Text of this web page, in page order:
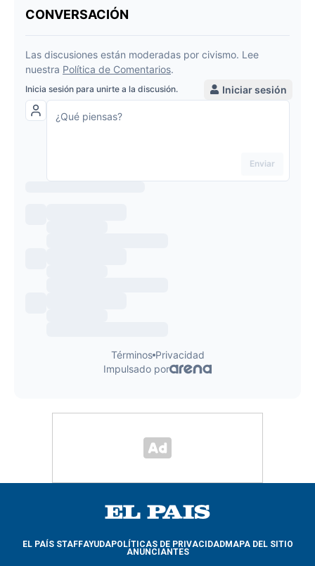
EL PAÍS STAFFAYUDAPOLÍTICAS DE PRIVACIDADMAPA DEL SITIO
ANUNCIANTES